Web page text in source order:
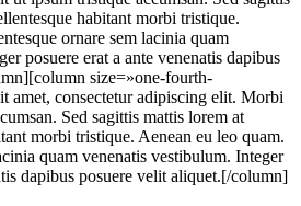
habitant morbi tristique.
ornare sem lacinia quam
posuere erat a ante venenatis dapibus
size=»one-fourth-
amet, consectetur adipiscing elit. Morbi
Sed sagittis mattis lorem at
morbi tristique. Aenean eu leo quam.
quam venenatis vestibulum. Integer
dapibus posuere velit aliquet.[/column]